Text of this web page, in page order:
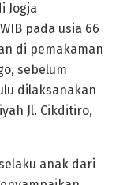
Jogja
pada usia 66
di pemakaman
sebelum
dilaksanakan
Jl. Cikditiro,
anak dari